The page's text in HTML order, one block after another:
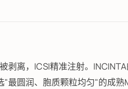
剥离，ICSI精准注射。
"最圆润、胞质颗粒均匀"的成熟